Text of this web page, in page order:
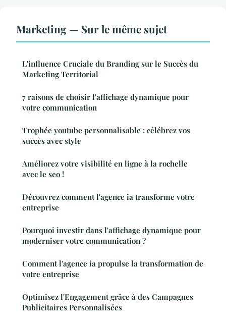
Marketing — Sur le même sujet
L'influence Cruciale du Branding sur le Succès du
Marketing Territorial
7 raisons de choisir l'affichage dynamique pour
votre communication
Trophée youtube personnalisable : célébrez vos
succès avec style
Améliorez votre visibilité en ligne à la rochelle
avec le seo !
Découvrez comment l'agence ia transforme votre
entreprise
Pourquoi investir dans l'affichage dynamique pour
moderniser votre communication ?
Comment l'agence ia propulse la transformation de
votre entreprise
Optimisez l'Engagement grâce à des Campagnes
Publicitaires Personnalisées